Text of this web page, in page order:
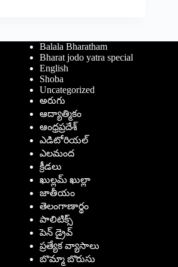
Balala Bharatham
Bharat jodo yatra special
English
Shoba
Uncategorized
అరుగు
ఆద్యాత్మికం
ఆంధ్రప్రదేశ్
ఎడిటోరియల్
ఎలమంద
క్రీడలు
ఖుల్లమ్ ఖుల్లా
జాతీయం
తెలంగాణార్థం
పాలిటిక్స్
పెన్ డ్రైవ్
ప్రత్యేక వ్యాసాలు
బొమ్మా బొరుసు